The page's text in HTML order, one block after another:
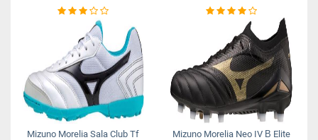
Mizuno Morelia Sala Club Tf
Mizuno Morelia Neo IV Β Elite